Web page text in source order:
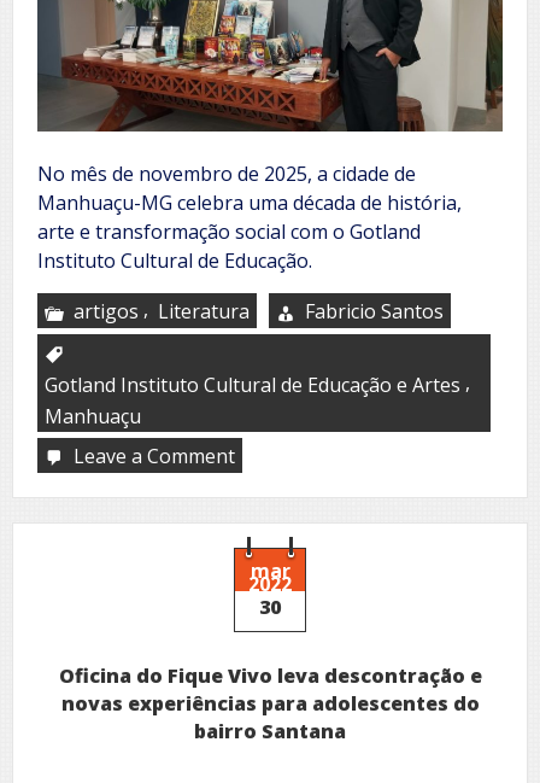
No mês de novembro de 2025, a cidade de
Manhuaçu-MG celebra uma década de história,
arte e transformação social com o Gotland
Instituto Cultural de Educação.
artigos , Literatura Fabricio Santos
Gotland Instituto Cultural de Educação e Artes ,
Manhuaçu
Leave a Commenton
Instituto
mar
2022
30
Oficina do Fique Vivo leva descontração e
novas experiências para adolescentes do
bairro Santana